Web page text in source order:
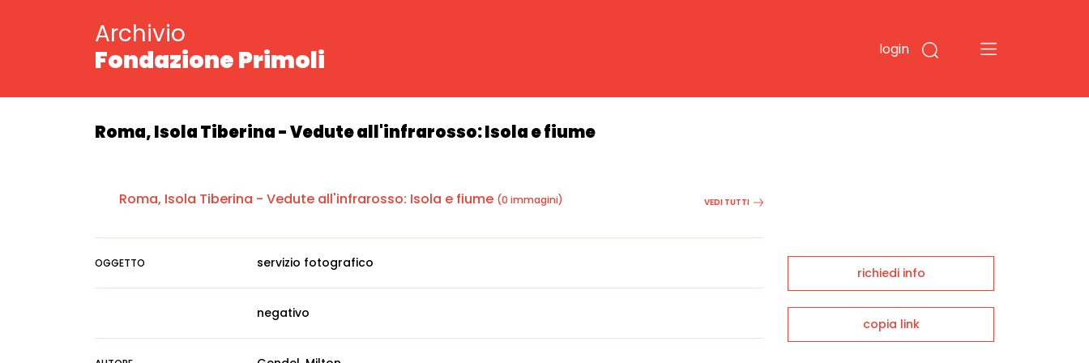
Archivio
Fondazione Primoli
login
Roma, Isola Tiberina - Vedute all'infrarosso: Isola e fiume
Roma, Isola Tiberina - Vedute all'infrarosso: Isola e fiume (0 immagini) VEDI TUTTI
OGGETTO servizio fotografico
negativo
richiedi info
copia link